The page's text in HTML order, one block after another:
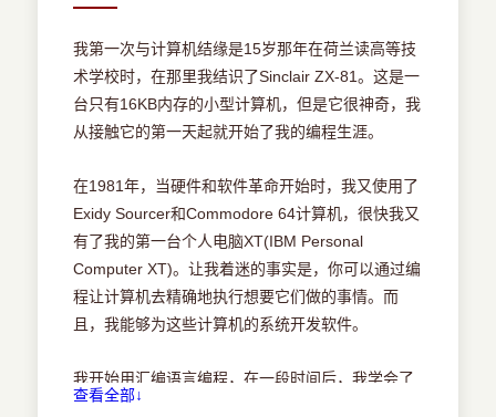
1.3.1 理解崩溃
1.3.2 实现崩溃处理程序
1.4 本章小结
第2章 Tableview进阶指南
2.1 理解UITableView
2.1.2 滚动
据，并且根据需要将数据提供给表视图。delegate
对象必须实现UITableViewDelegate和
UITableViewDataSource这两个协议。
UITableViewDelegate协议定义了几个方法，
delegate对象必须实现的方法有：
●tableview：numberOfRowsInSection：
●numberOfSectionsInTableView：
●tableview：cellForRowAtIndexPath：
我第一次与计算机结缘是15岁那年在荷兰读高等技
术学校时，在那里我结识了Sinclair ZX-81。这是一
台只有16KB内存的小型计算机，但是它很神奇，我
从接触它的第一天起就开始了我的编程生涯。
在1981年，当硬件和软件革命开始时，我又使用了
Exidy Sourcer和Commodore 64计算机，很快我又
有了我的第一台个人电脑XT(IBM Personal
Computer XT)。让我着迷的事实是，你可以通过编
程让计算机去精确地执行想要它们做的事情。而
且，我能够为这些计算机的系统开发软件。
我开始用汇编语言编程，在一段时间后，我学会了
用C、Basic、QuickBasic、Delphi、Pascal、
查看全部↓